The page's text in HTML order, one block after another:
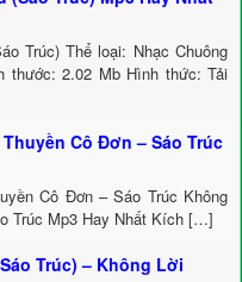
Trúc) Thể loại: Nhạc Chuông
thước: 2.02 Mb Hình thức: Tải
Cô Đơn – Sáo Trúc
Cô Đơn – Sáo Trúc Không
Trúc Mp3 Hay Nhất Kích […]
Trúc) – Không Lời